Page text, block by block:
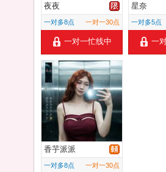
夜夜
一对多8点 一对一30点
一对一忙线中
星奈
一对多5点
一
香芋派派
一对多8点 一对一30点